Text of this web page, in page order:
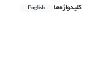
کلیدواژه‌ها English